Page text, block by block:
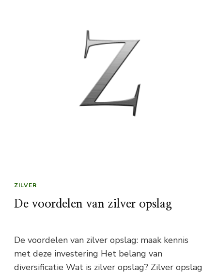
ZILVER
De voordelen van zilver opslag
De voordelen van zilver opslag: maak kennis
met deze investering Het belang van
diversificatie Wat is zilver opslag? Zilver opslag